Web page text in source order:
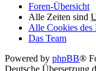
Foren-Übersicht
Alle Zeiten sind
Alle Cookies des
Das Team
Powered by phpBB®
Deutsche Übersetzung